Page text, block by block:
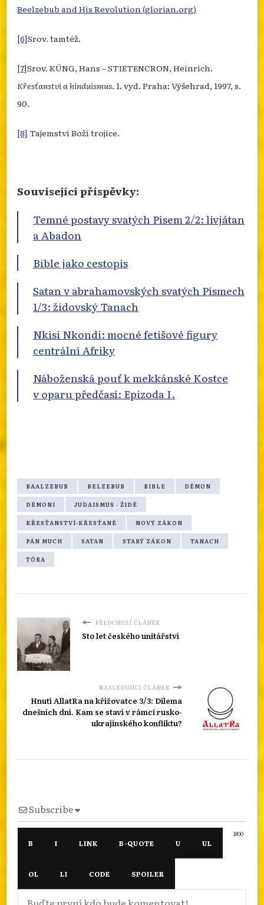
Beelzebub and His Revolution (glorian.org)
[6]Srov. tamtéž.
[7]Srov. KÜNG, Hans – STIETENCRON, Heinrich.
Křesťanství a hinduismus. 1. vyd. Praha: Výšehrad, 1997, s.
90.
[8] Tajemství Boží trojice.
Související příspěvky:
Temné postavy svatých Písem 2/2: livjátan
a Abadon
Bible jako cestopis
Satan v abrahamovských svatých Písmech
1/3: židovský Tanach
Nkisi Nkondi: mocné fetišové figury
centrální Afriky
Náboženská pouť k mekkánské Kostce
v oparu předčasí: Epizoda I.
BAALZEBUB BELZEBUB BIBLE DÉMON
DÉMONI JUDAISMUS - ŽIDÉ
KŘESŤANSTVÍ-KŘESŤANÉ NOVÝ ZÁKON
PÁN MUCH SATAN STARÝ ZÁKON TANACH
TÓRA
PŘEDCHOZÍ ČLÁNEK
Sto let českého unitářství
NASLEDUJÍCÍ ČLÁNEK
Hnutí AllatRa na křižovatce 3/3: Dilema
dnešních dní. Kam se staví v rámci rusko-
ukrajinského konfliktu?
Subscribe
1800